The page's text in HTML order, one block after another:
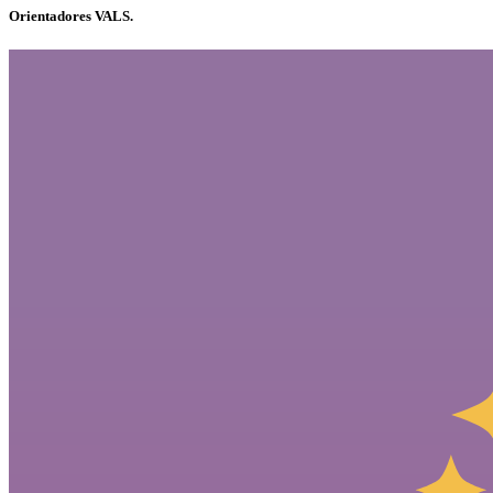
Orientadores VALS.